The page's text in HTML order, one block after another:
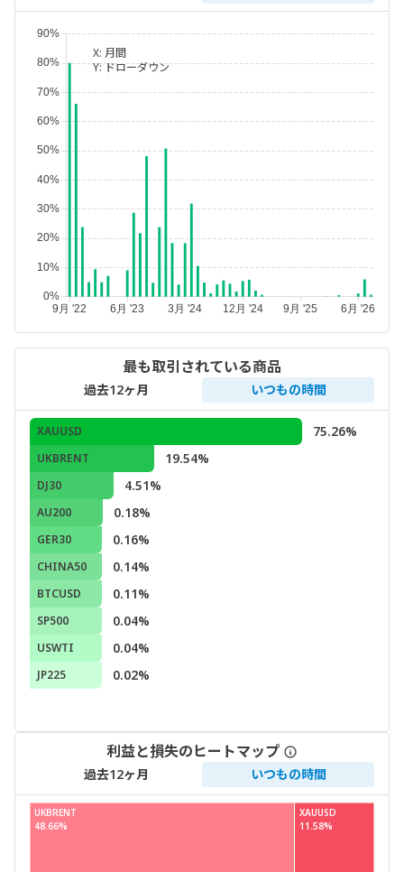
X: 月間
Y:ドローダウン
最も取引されている商品
過去12ヶ月 いつもの時間
XAUUSD 75.26%
UKBRENT 19.54%
DJ30 4.51%
AU200 0.18%
GER30 0.16%
CHINA50 0.14%
BTCUSD 0.11%
SP500 0.04%
USWTI 0.04%
JP225 0.02%
利益と損失のヒートマップ
過去12ヶ月 いつもの時間
UKBRENT
XAUUSD
48.66%
11.58%